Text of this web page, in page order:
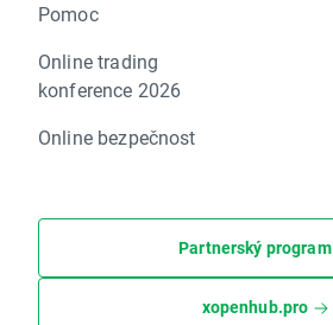
Pomoc
Online trading
konference 2026
Online bezpečnost
Partnerský program
xopenhub.pro